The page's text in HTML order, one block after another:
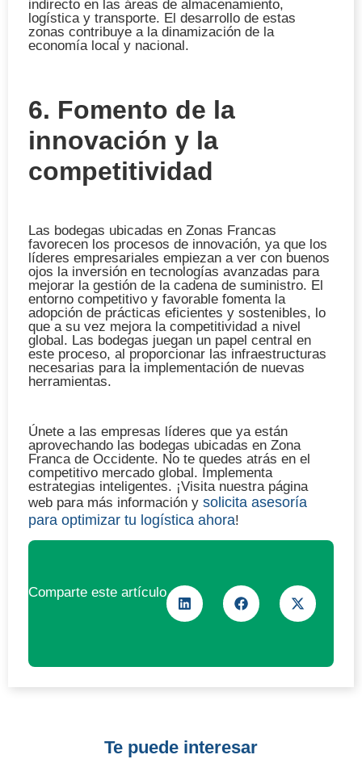
indirecto en las áreas de almacenamiento,
logística y transporte. El desarrollo de estas
zonas contribuye a la dinamización de la
economía local y nacional.
6. Fomento de la
innovación y la
competitividad
Las bodegas ubicadas en Zonas Francas
favorecen los procesos de innovación, ya que los
líderes empresariales empiezan a ver con buenos
ojos la inversión en tecnologías avanzadas para
mejorar la gestión de la cadena de suministro. El
entorno competitivo y favorable fomenta la
adopción de prácticas eficientes y sostenibles, lo
que a su vez mejora la competitividad a nivel
global. Las bodegas juegan un papel central en
este proceso, al proporcionar las infraestructuras
necesarias para la implementación de nuevas
herramientas.
Únete a las empresas líderes que ya están
aprovechando las bodegas ubicadas en Zona
Franca de Occidente. No te quedes atrás en el
competitivo mercado global. Implementa
estrategias inteligentes. ¡Visita nuestra página
web para más información y solicita asesoría
para optimizar tu logística ahora!
Comparte este artículo
Te puede interesar